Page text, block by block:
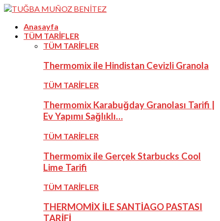
Anasayfa
TÜM TARİFLER
TÜM TARİFLER
Thermomix ile Hindistan Cevizli Granola
TÜM TARİFLER
Thermomix Karabuğday Granolası Tarifi |
Ev Yapımı Sağlıklı…
TÜM TARİFLER
Thermomix ile Gerçek Starbucks Cool
Lime Tarifi
TÜM TARİFLER
THERMOMİX İLE SANTİAGO PASTASI
TARİFİ